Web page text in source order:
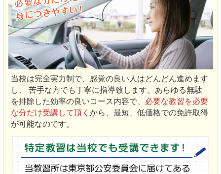
当校は完全実力制で、感覚の良い人はどんどん進めます
し、 苦手な方でも丁寧に指導致します。あらゆる無駄
を排除した効率の良いコース内容で、 必要な教習を必要
な分だけ受講して頂くから、最短、低価格での免許取得
が可能なのです。